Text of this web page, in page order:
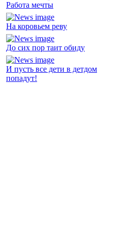
Работа мечты
На коровьем реву
До сих пор таит обиду
И пусть все дети в детдом
попадут!